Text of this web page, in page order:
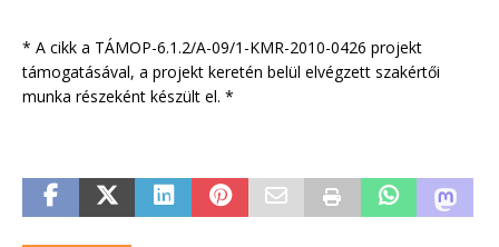
* A cikk a TÁMOP-6.1.2/A-09/1-KMR-2010-0426 projekt
támogatásával, a projekt keretén belül elvégzett szakértői
munka részeként készült el. *